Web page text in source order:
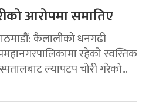
आरोपमा समातिए
कैलालीको धनगढी
रहेको स्वस्तिक
ल्यापटप चोरी गरेको...